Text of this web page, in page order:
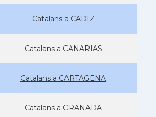
Catalans a CADIZ
Catalans a CANARIAS
Catalans a CARTAGENA
Catalans a GRANADA